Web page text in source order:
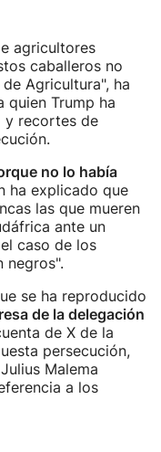
agricultores
caballeros no
Agricultura", ha
quien Trump ha
y recortes de
no lo había
ha explicado que
las que mueren
ante un
caso de los
negros".
se ha reproducido
de la delegación
de X de la
persecución,
Malema
a los